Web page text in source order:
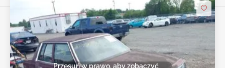
Przesuń w prawo, aby zobaczyć